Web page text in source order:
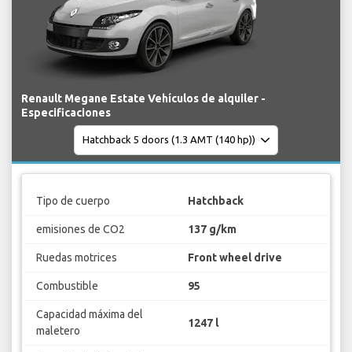
Renault Megane Estate Vehículos de alquiler -
Especificaciones
Tipo de cuerpo Hatchback
emisiones de CO2 137 g/km
Ruedas motrices Front wheel drive
Combustible 95
Capacidad máxima del
maletero
1247 l